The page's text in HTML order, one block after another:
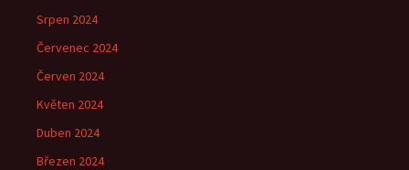
Srpen 2024
Červenec 2024
Červen 2024
Květen 2024
Duben 2024
Březen 2024